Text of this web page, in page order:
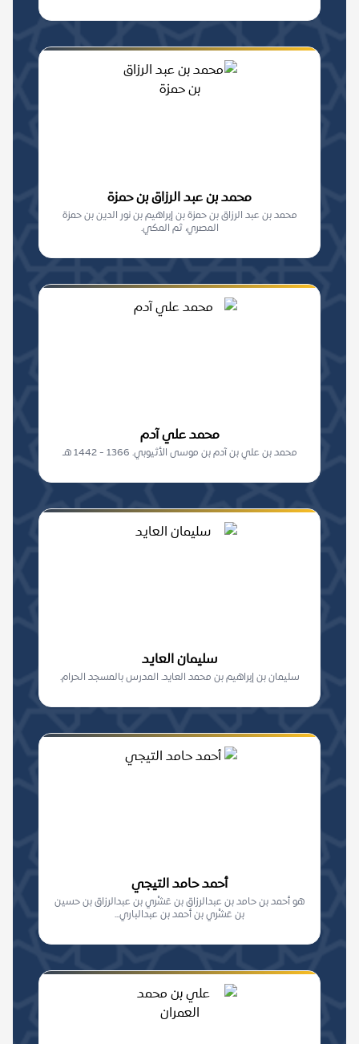
محمد بن عبد الرزاق بن حمزة
محمد بن عبد الرزاق بن حمزة بن إبراهيم بن نور الدين بن حمزة
المصري، ثم المكي.
محمد علي آدم
محمد بن علي بن آدم بن موسى الأثيوبي. 1366 - 1442 هـ
سليمان العايد
سليمان بن إبراهيم بن محمد العايد. المدرس بالمسجد الحرام.
أحمد حامد التيجي
هو أحمد بن حامد بن عبدالرزاق بن عَشْري بن عبدالرزاق بن حسين
بن عَشْري بن أحمد بن عبدالباري...